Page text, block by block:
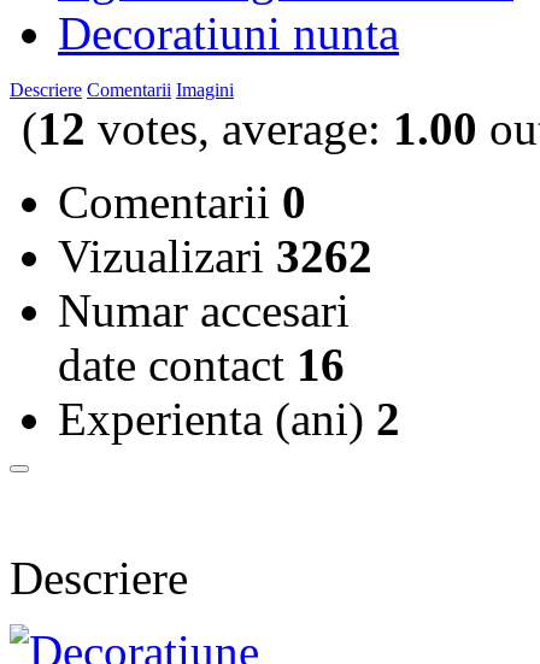
Decoratiuni nunta
Descriere Comentarii Imagini
(12 votes, average: 1.00
Comentarii 0
Vizualizari 3262
Numar accesari
date contact 16
Experienta (ani) 2
Descriere